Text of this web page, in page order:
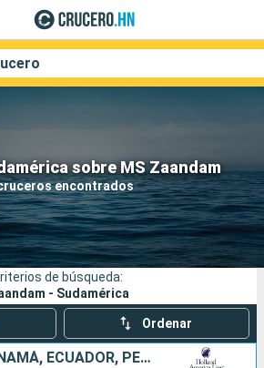
sobre MS Zaandam
encontrados
Compañías
Buscar
de búsqueda:
- Sudamérica
Ordenar
ISLAS CAIMÁN, PANAMÁ, ECUADOR, PERÚ, CHILE, ARGENTINA, ISLAS MALVINAS, URUGUAY, BRASIL, FRANCIA, BARBADOS, SANTA LUCIA, ANTIGUA Y BARBUDA, PUERTO RICO, ESTADOS UNIDOS